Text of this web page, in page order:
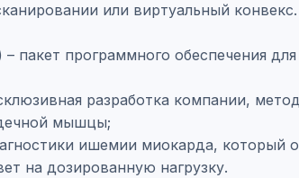
или виртуальный
– пакет программного обеспечения
разработка компании,
мышцы;
ишемии миокарда, который
на дозированную нагрузку.